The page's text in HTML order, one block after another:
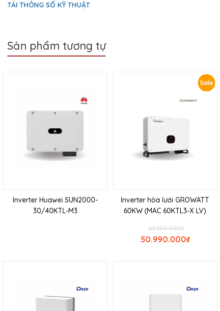
TẢI THÔNG SỐ KỸ THUẬT
Sản phẩm tương tự
Inverter Huawei SUN2000-
30/40KTL-M3
Sale
Inverter hòa lưới GROWATT
60KW (MAC 60KTL3-X LV)
₫
63.550.000
₫
50.990.000